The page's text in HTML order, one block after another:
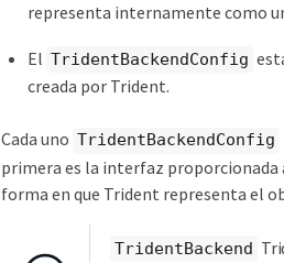
representa internamente como
El TridentBackendConfig
creada por Trident.
Cada uno TridentBackendConfig
primera es la interfaz proporcionada
forma en que Trident representa el
TridentBackend